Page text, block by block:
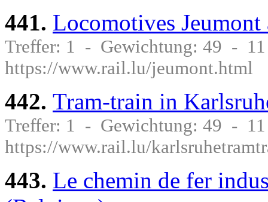
441. Locomotives
Treffer: 1 - Gewichtung: 49 -
https://www.rail.lu/jeumont.html
442. Tram-train in
Treffer: 1 - Gewichtung: 49 -
https://www.rail.lu/
443. Le chemin de fer